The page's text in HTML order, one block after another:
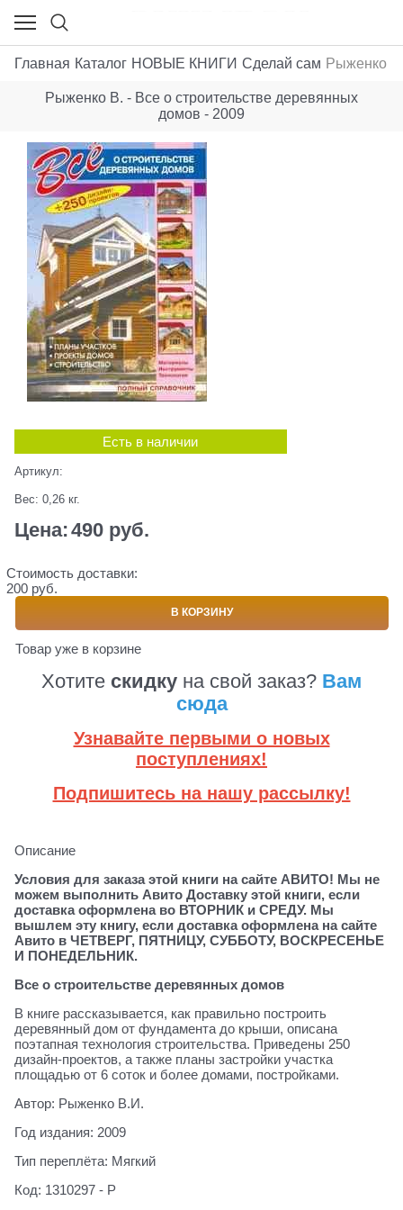
Главная Каталог НОВЫЕ КНИГИ Сделай сам Рыженко
Рыженко В. - Все о строительстве деревянных
домов - 2009
Есть в наличии
Артикул:
Вес: 0,26 кг.
Цена:490 руб.
Стоимость доставки:
200 руб.
В КОРЗИНУ
Товар уже в корзине
Хотите скидку на свой заказ? Вам
сюда
Узнавайте первыми о новых
поступлениях!
Подпишитесь на нашу рассылку!
Описание
Условия для заказа этой книги на сайте АВИТО! Мы не
можем выполнить Авито Доставку этой книги, если
доставка оформлена во ВТОРНИК и СРЕДУ. Мы
вышлем эту книгу, если доставка оформлена на сайте
Авито в ЧЕТВЕРГ, ПЯТНИЦУ, СУББОТУ, ВОСКРЕСЕНЬЕ
И ПОНЕДЕЛЬНИК.
Все о строительстве деревянных домов
В книге рассказывается, как правильно построить
деревянный дом от фундамента до крыши, описана
поэтапная технология строительства. Приведены 250
дизайн-проектов, а также планы застройки участка
площадью от 6 соток и более домами, постройками.
Автор: Рыженко В.И.
Год издания: 2009
Тип переплёта: Мягкий
Код: 1310297 - Р